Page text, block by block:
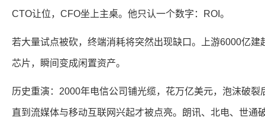
CTO让位，CFO坐上主桌。他只认一个数字：ROI。
若大量试点被砍，终端消耗将突然出现缺口。上游6000亿建
芯片，瞬间变成闲置资产。
历史重演：2000年电信公司铺光缆，花万亿美元，泡沫破裂
直到流媒体与移动互联网兴起才被点亮。朗讯、北电、世通